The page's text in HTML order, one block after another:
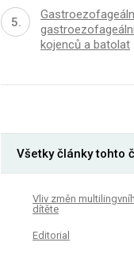
kojenců a batolat
Všetky články tohto
Vliv změn
dítěte
Editorial